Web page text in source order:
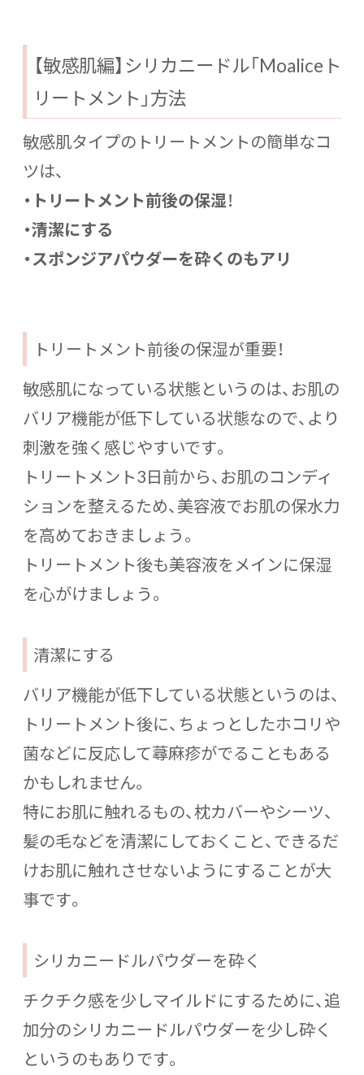
【敏感肌編】シリカニードル「Moaliceト
リートメント」方法
敏感肌タイプのトリートメントの簡単なコ
ツは、
・トリートメント前後の保湿！
・清潔にする
・スポンジアパウダーを砕くのもアリ
トリートメント前後の保湿が重要！
敏感肌になっている状態というのは、お肌の
バリア機能が低下している状態なので、より
刺激を強く感じやすいです。
トリートメント3日前から、お肌のコンディ
ションを整えるため、美容液でお肌の保水力
を高めておきましょう。
トリートメント後も美容液をメインに保湿
を心がけましょう。
清潔にする
バリア機能が低下している状態というのは、
トリートメント後に、ちょっとしたホコリや
菌などに反応して蕁麻疹がでることもある
かもしれません。
特にお肌に触れるもの、枕カバーやシーツ、
髪の毛などを清潔にしておくこと、できるだ
けお肌に触れさせないようにすることが大
事です。
シリカニードルパウダーを砕く
チクチク感を少しマイルドにするために、追
加分のシリカニードルパウダーを少し砕く
というのもありです。